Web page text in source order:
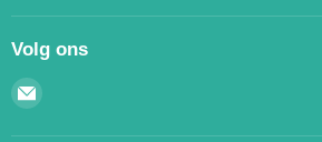
Volg ons
Email